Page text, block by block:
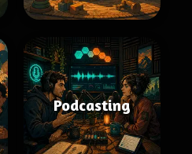
Podcasting